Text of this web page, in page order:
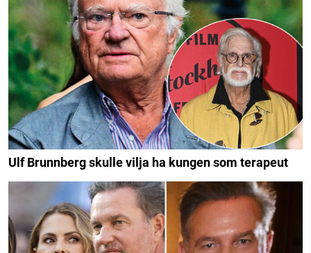
Ulf Brunnberg skulle vilja ha kungen som terapeut